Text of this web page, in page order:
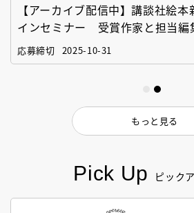
Pick Up ピック
【アーカイブ配信中】講談社絵
インセミナー 受賞作家と担当編
「絵本創作実践講座」
応募締切 2025-10-31
もっと見る